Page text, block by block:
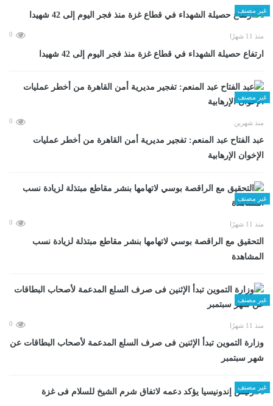
غير مصنف
منذ 11 شهرًا 0
ارتفاع حصيلة الشهداء في قطاع غزة منذ فجر اليوم إلى 42 شهيدا
غير مصنف
منذ شهرين 0
عبد الفتاح عبد المنعم: تفجير مديرية أمن القاهرة من أخطر عمليات
الإخوان الإرهابية
غير مصنف
منذ 11 شهرًا 0
التحقيق مع الراقصة بوسي لاتهامها بنشر مقاطع مبتذلة لزيادة نسب
المشاهدة
غير مصنف
منذ 11 شهرًا 0
وزارة التموين تبدأ الإثنين فى صرف السلع المدعمة لأصحاب البطاقات عن
شهر سبتمبر
غير مصنف